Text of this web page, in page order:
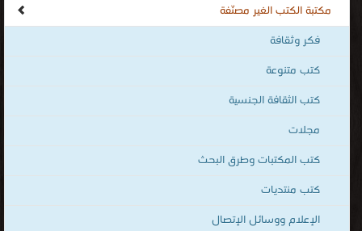
الهواتف الذكية والاجهزة الكفيّة أونلاين.
مكتبة الكتب الغير مصنّفة
فكر وثقافة
كتب متنوعة
كتب الثقافة الجنسية
مجلات
كتب المكتبات وطرق البحث
كتب منتديات
الإعلام ووسائل الإتصال